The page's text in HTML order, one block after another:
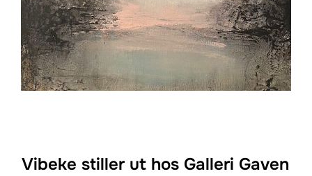
Vibeke stiller ut hos Galleri Gaven